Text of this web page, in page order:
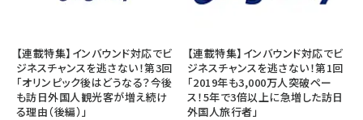
【連載特集】インバウンド対応でビ
ジネスチャンスを逃さない！第3回
「オリンピック後はどうなる？今後
も訪日外国人観光客が増え続け
る理由（後編）」
【連載特集】インバウンド対応でビ
ジネスチャンスを逃さない！第1回
「2019年も3,000万人突破ペー
ス！5年で3倍以上に急増した訪日
外国人旅行者」